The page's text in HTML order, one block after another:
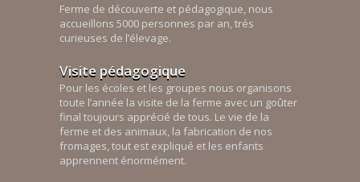
Ferme de découverte et pédagogique, nous
accueillons 5000 personnes par an, trés
curieuses de l’élevage.
Visite pédagogique
Pour les écoles et les groupes nous organisons
toute l’année la visite de la ferme avec un goûter
final toujours apprécié de tous. Le vie de la
ferme et des animaux, la fabrication de nos
fromages, tout est expliqué et les enfants
apprennent énormément.